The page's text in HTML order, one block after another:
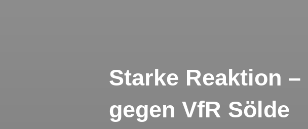
Starke Reaktion
gegen VfR Sölde